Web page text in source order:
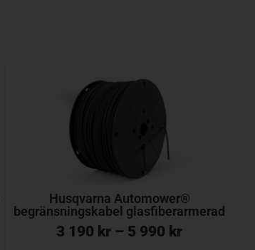
Husqvarna Automower®
begränsningskabel glasfiberarmerad
3 190 kr – 5 990 kr